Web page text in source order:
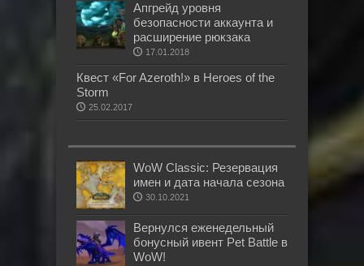
Апгрейд уровня
безопасности аккаунта и
расширение рюкзака
17.01.2018
Квест «For Azeroth!» в Heroes of the
Storm
25.02.2017
WoW Classic: Резервация
имен и дата начала сезона
30.10.2021
Вернулся еженедельный
бонусный ивент Pet Battle в
WoW!